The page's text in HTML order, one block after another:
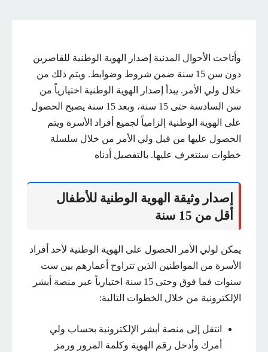
وأتاحت الأحوال المدنية إصدار الهوية الوطنية للقاصرين
دون سن 15 سنة ضمن شروط وضوابط. ويتم ذلك من
خلال ولي الأمر. يبدأ إصدار الهوية الوطنية اختيارياً من
سن السادسة حتى 15 سنة، وبعد 15 سنة يصبح الحصول
على الهوية الوطنية إلزامياً لجميع أفراد الأسرة ويتم
الحصول عليها من قبل ولي الأمر من خلال سلسلة
خطوات سنتعرف عليها. بالتفصيل أدناه
إصدار وثيقة الهوية الوطنية للأطفال
أقل من 15 سنة
يمكن لولي الأمر الحصول على الهوية الوطنية لأحد أفراد
الأسرة من المواطنين الذين تتراوح أعمارهم بين ست
سنوات فما فوق وحتى 15 سنة اختيارياً عبر منصة أبشر
الإلكترونية من خلال الخطوات التالية:
انتقل إلى منصة أبشر الإلكترونية بحساب ولي
أمرك وأدخل رقم الهوية وكلمة المرور ورمز